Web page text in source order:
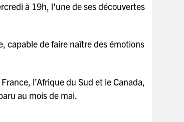
à 19h, l'une de ses découvertes
capable de faire naître des émotions
l’Afrique du Sud et le Canada,
au mois de mai.